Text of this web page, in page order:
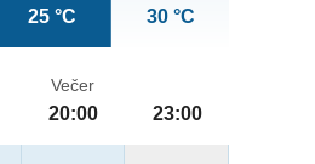
25 °C 30 °C
Večer
20:00 23:00